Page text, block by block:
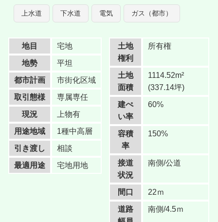
上水道 下水道 電気 ガス（都市）
地目 宅地
地勢 平坦
都市計画 市街化区域
取引態様 専属専任
現況 上物有
用途地域 1種中高層
引き渡し 相談
最適用途 宅地用地
土地
権利
所有権
土地
面積
1114.52m²
(337.14坪)
建ぺ
い率
60%
容積
率
150%
接道
状況
南側/公道
間口 22ｍ
道路
南側/4.5ｍ